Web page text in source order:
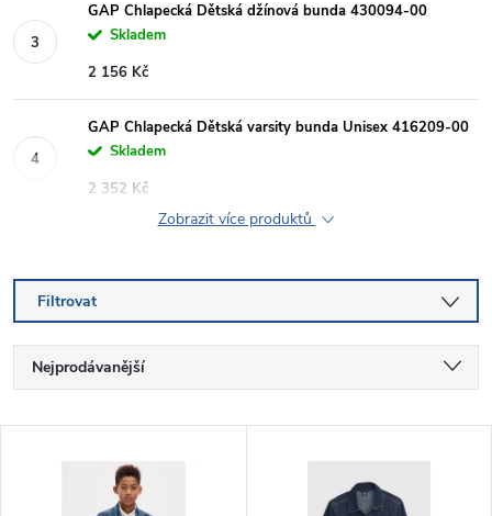
GAP Chlapecká Dětská džínová bunda 430094-00
Skladem
2 156 Kč
GAP Chlapecká Dětská varsity bunda Unisex 416209-00
Skladem
2 352 Kč
Zobrazit více produktů
Filtrovat
Ř
a
Nejprodávanější